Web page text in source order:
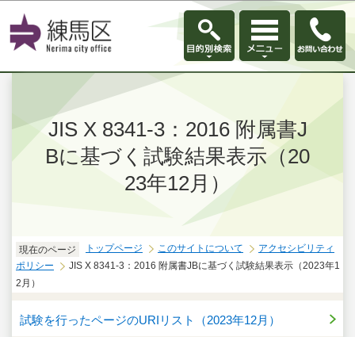
このページの本文へ移動
JIS X 8341-3：2016 附属書J
Bに基づく試験結果表示（20
23年12月）
現在のページ トップページ このサイトについて
アクセシビリティ
ポリシー
JIS X 8341-3：2016 附属書JBに基づく試験結果表示（2023年1
2月）
試験を行ったページのURIリスト（2023年12月）